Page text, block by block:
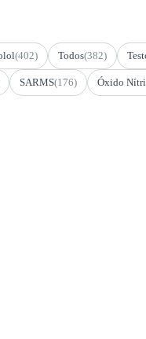
(402) Todos(382)
SARMS(176) Óxido